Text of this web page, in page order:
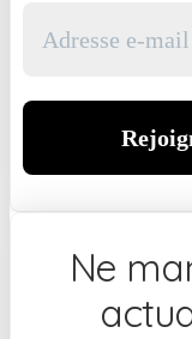
Ne